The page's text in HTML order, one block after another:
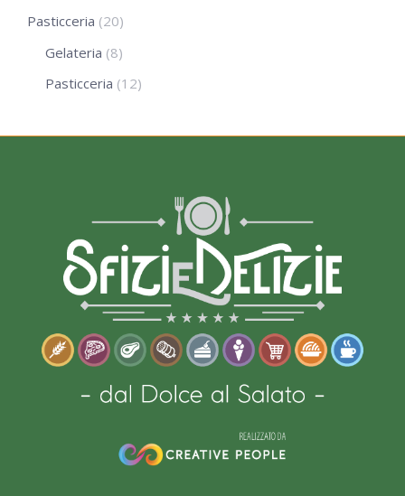
Pasticceria (20)
Gelateria (8)
Pasticceria (12)